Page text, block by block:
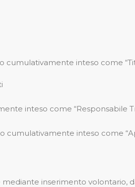
cumulativamente inteso come
inteso come “Responsabile
cumulativamente inteso come
inserimento volontario,